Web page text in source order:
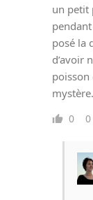
un petit
posé la
d’avoir
poisson
0 0